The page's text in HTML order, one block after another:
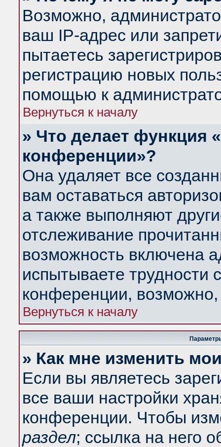
Возможно,
ваш IP-адрес или
пытаетесь
регистрацию новых
помощью к
Вернуться к началу
» Что делает функция
конференции»?
Она удаляет все
вам оставаться
а также выполняют
отслеживание
возможность включена
испытываете трудности
конференции,
Вернуться к началу
» Как мне изменить
Если вы являетесь
все ваши настройки
конференции. Чтобы
раздел; ссылка на него